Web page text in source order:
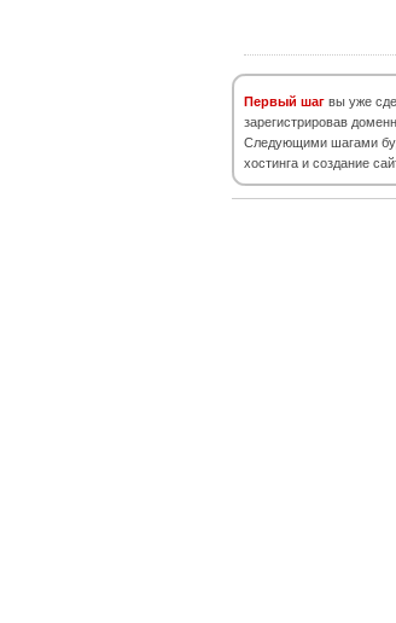
Первый шаг вы уже
зарегистрировав
Следующими шагами
хостинга и создание